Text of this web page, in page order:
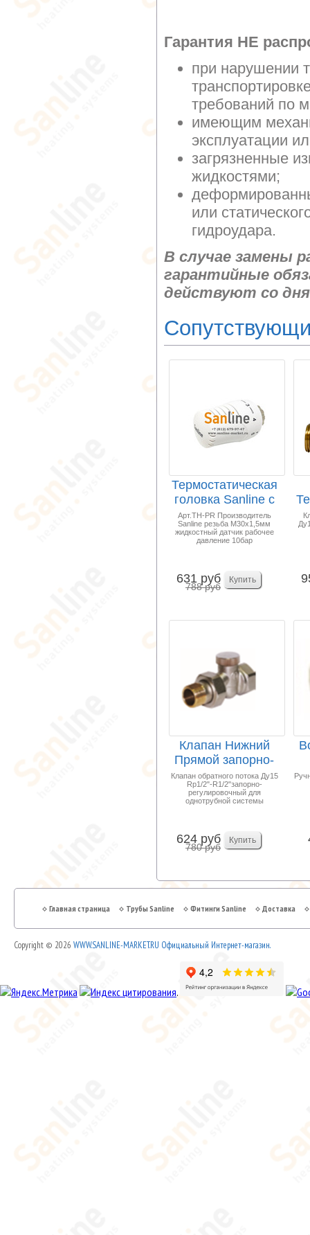
Гарантия НЕ
при нарушении
требований по
имеющим
эксплуатации
загрязненные
жидкостями;
или
гидроудара.
В случае замены
гарантийные
действуют со
Термостатическая
головка Sanline с
жидкостным д...
Арт.TH-PR Производитель
Sanline резьба М30х1,5мм
жидкостный датчик рабочее
давление 10бар
631 руб
788 руб
Клапан Нижний
Прямой запорно-
регулировочный
1/2...
Клапан обратного потока Ду15
Rp1/2"-R1/2"запорно-
регулировочный для
однотрубной системы
624 руб
780 руб
Главная страница Трубы Sanline Фитинги Sanline Доставка
Copyright © 2026 WWW.SANLINE-MARKET.RU Официальный Интернет-магазин.
.